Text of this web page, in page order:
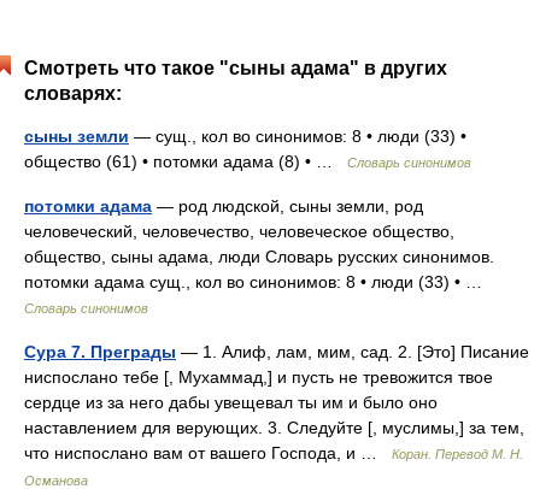
Смотреть что такое "сыны адама" в других
словарях:
сыны земли — сущ., кол во синонимов: 8 • люди (33) •
общество (61) • потомки адама (8) • …
Словарь синонимов
потомки адама — род людской, сыны земли, род
человеческий, человечество, человеческое общество,
общество, сыны адама, люди Словарь русских синонимов.
потомки адама сущ., кол во синонимов: 8 • люди (33) • …
Словарь синонимов
Сура 7. Преграды — 1. Алиф, лам, мим, сад. 2. [Это] Писание
ниспослано тебе [, Мухаммад,] и пусть не тревожится твое
сердце из за него дабы увещевал ты им и было оно
наставлением для верующих. 3. Следуйте [, муслимы,] за тем,
что ниспослано вам от вашего Господа, и …
Коран. Перевод М. Н.
Османова